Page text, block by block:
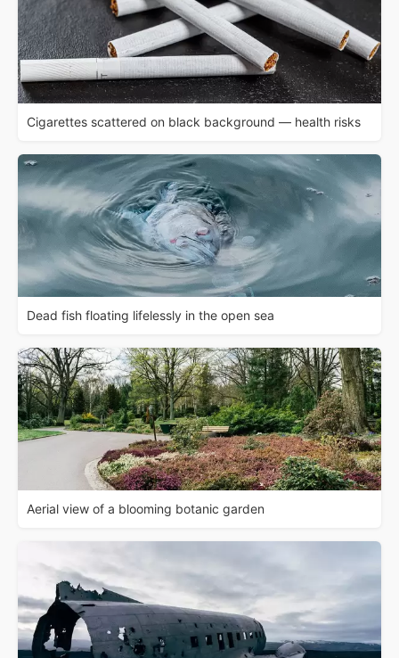
Cigarettes scattered on black background — health risks
Dead fish floating lifelessly in the open sea
Aerial view of a blooming botanic garden